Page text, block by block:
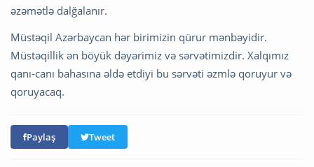
əzəmətlə dalğalanır.
Müstəqil Azərbaycan hər birimizin qürur mənbəyidir.
Müstəqillik ən böyük dəyərimiz və sərvətimizdir. Xalqımız
qanı-canı bahasına əldə etdiyi bu sərvəti əzmlə qoruyur və
qoruyacaq.
Paylaş Tweet